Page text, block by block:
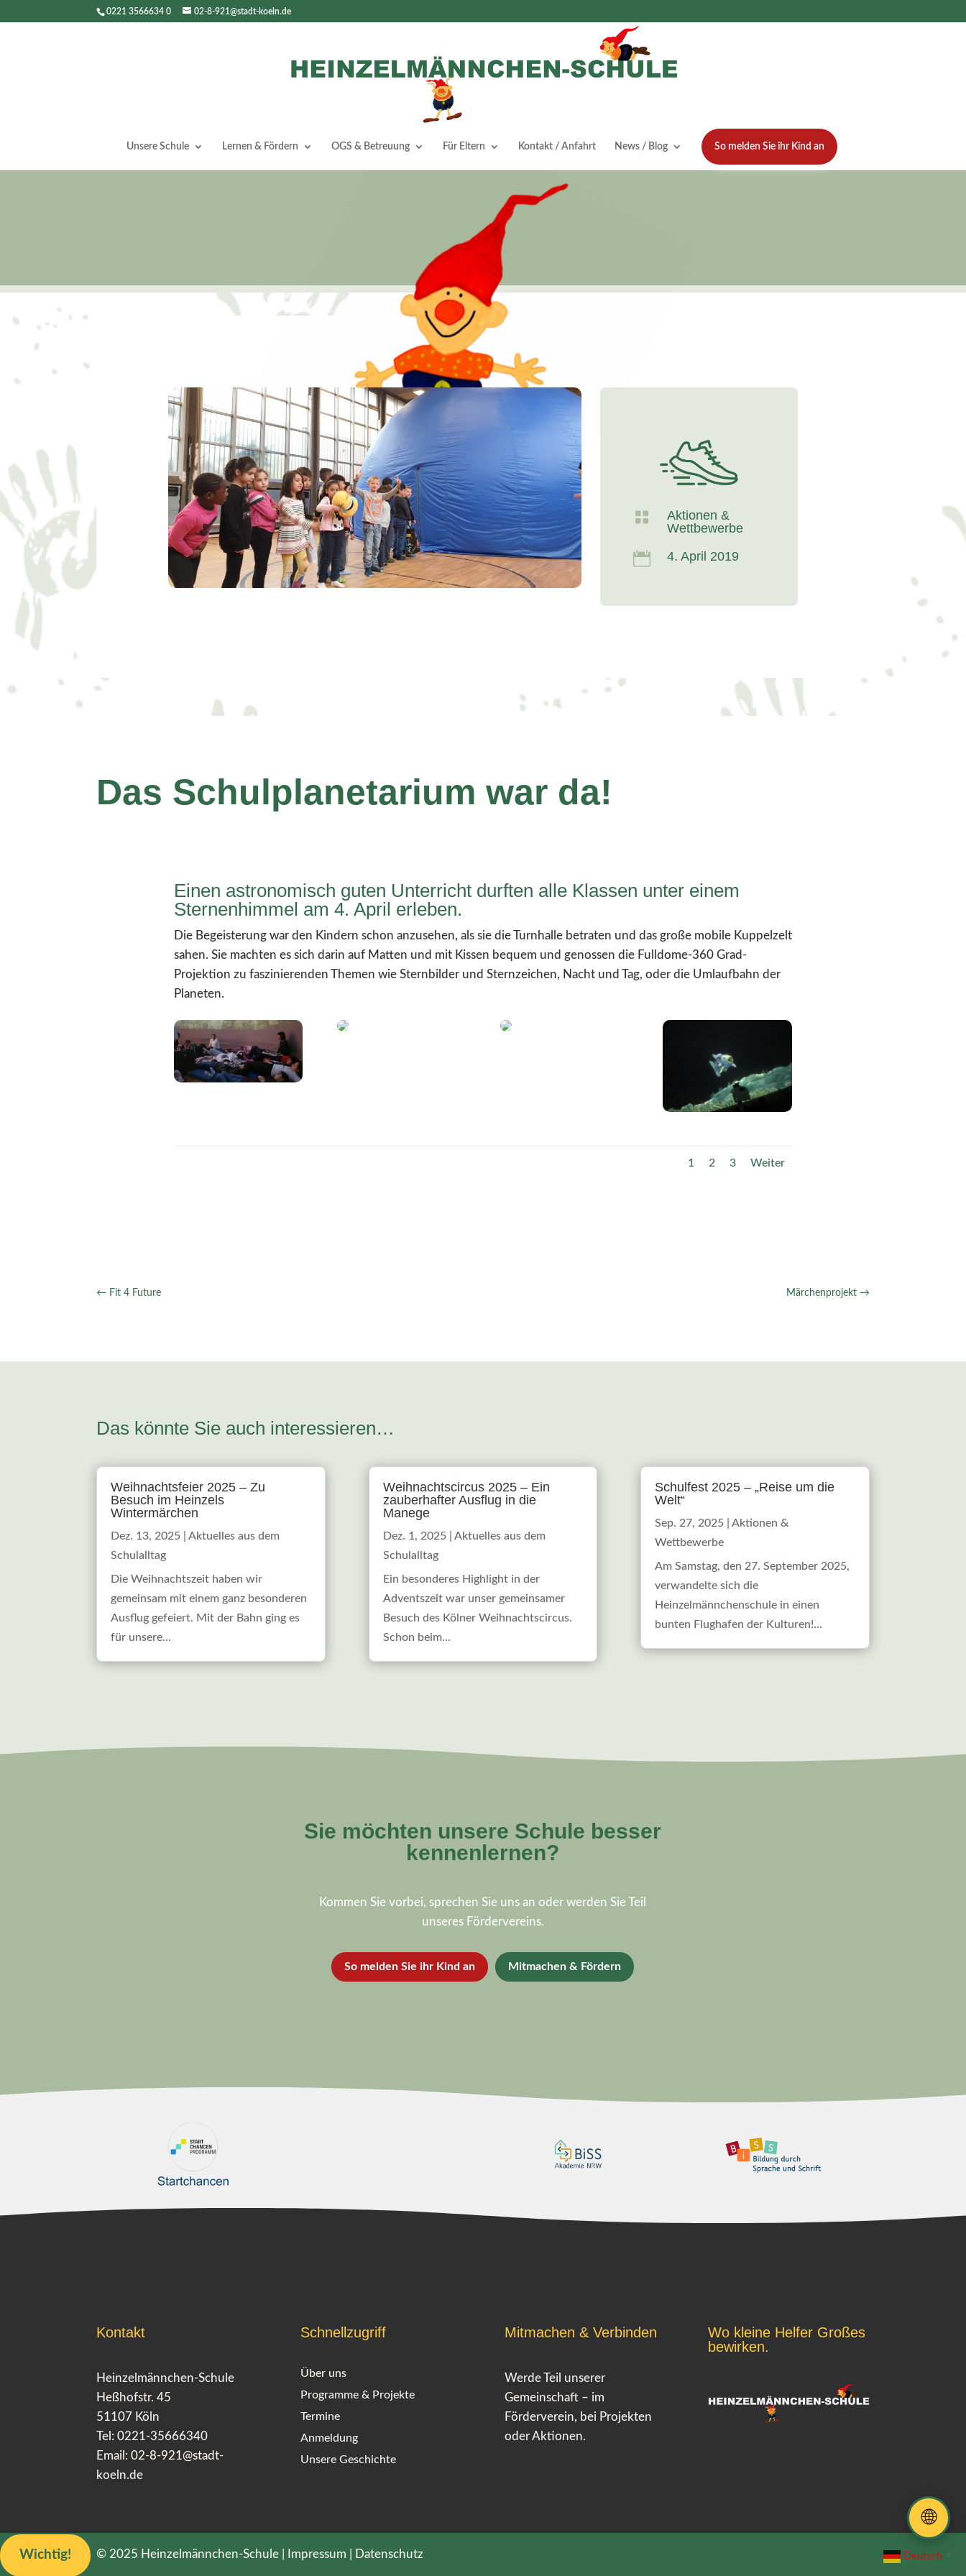
0221 3566634 0 02-8-921@stadt-koeln.de
Unsere Schule Lernen & Fördern OGS & Betreuung Für Eltern Kontakt / Anfahrt News / Blog So melden Sie ihr Kind an

Aktionen &
Wettbewerbe
 4. April 2019
Das Schulplanetarium war da!
Einen astronomisch guten Unterricht durften alle Klassen unter einem
Sternenhimmel am 4. April erleben.
Die Begeisterung war den Kindern schon anzusehen, als sie die Turnhalle betraten und das große mobile Kuppelzelt
sahen. Sie machten es sich darin auf Matten und mit Kissen bequem und genossen die Fulldome-360 Grad-
Projektion zu faszinierenden Themen wie Sternbilder und Sternzeichen, Nacht und Tag, oder die Umlaufbahn der
Planeten.
1 2 3 Weiter
← Fit 4 Future Märchenprojekt→
Das könnte Sie auch interessieren…
Weihnachtsfeier 2025 – Zu
Besuch im Heinzels
Wintermärchen
Dez. 13, 2025 |Aktuelles aus dem
Schulalltag
Die Weihnachtszeit haben wir
gemeinsam mit einem ganz besonderen
Ausflug gefeiert. Mit der Bahn ging es
für unsere...
Weihnachtscircus 2025 – Ein
zauberhafter Ausflug in die
Manege
Dez. 1, 2025| Aktuelles aus dem
Schulalltag
Ein besonderes Highlight in der
Adventszeit war unser gemeinsamer
Besuch des Kölner Weihnachtscircus.
Schon beim...
Schulfest 2025 – „Reise um die
Welt“
Sep. 27, 2025| Aktionen &
Wettbewerbe
Am Samstag, den 27. September 2025,
verwandelte sich die
Heinzelmännchenschule in einen
bunten Flughafen der Kulturen!...
Sie möchten unsere Schule besser
kennenlernen?
Kommen Sie vorbei, sprechen Sie uns an oder werden Sie Teil
unseres Fördervereins.
So melden Sie ihr Kind an Mitmachen & Fördern
Wichtig!
Kontakt
Heinzelmännchen-Schule
Heßhofstr. 45
51107 Köln
Tel: 0221-35666340
Email:02-8-921@stadt-
koeln.de
Schnellzugriff
Über uns
Programme & Projekte
Termine
Anmeldung
Unsere Geschichte
Mitmachen & Verbinden
Werde Teil unserer
Gemeinschaft – im
Förderverein, bei Projekten
oder Aktionen.
Wo kleine Helfer Großes
bewirken.
© 2025 Heinzelmännchen-Schule | Impressum Datenschutz Deutsch ▼
🌐